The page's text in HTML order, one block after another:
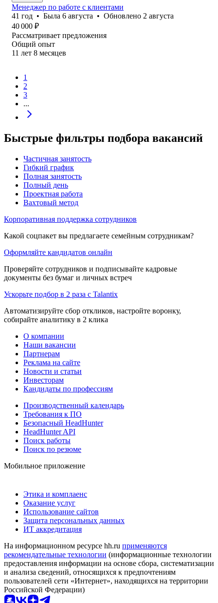
Менеджер по работе с клиентами
41 год • Была 6 августа • Обновлено 2 августа
40 000 ₽
Рассматривает предложения
Общий опыт
11 лет 8 месяцев
1
2
3
...
Быстрые фильтры подбора вакансий
Частичная занятость
Гибкий график
Полная занятость
Полный день
Проектная работа
Вахтовый метод
Корпоративная поддержка сотрудников
Какой соцпакет вы предлагаете семейным сотрудникам?
Оформляйте кандидатов онлайн
Проверяйте сотрудников и подписывайте кадровые
документы без бумаг и личных встреч
Ускорьте подбор в 2 раза с Talantix
Автоматизируйте сбор откликов, настройте воронку,
собирайте аналитику в 2 клика
О компании
Наши вакансии
Партнерам
Реклама на сайте
Новости и статьи
Инвесторам
Кандидаты по профессиям
Производственный календарь
Требования к ПО
Безопасный HeadHunter
HeadHunter API
Поиск работы
Поиск по резюме
Мобильное приложение
Этика и комплаенс
Оказание услуг
Использование сайтов
Защита персональных данных
ИТ аккредитация
На информационном ресурсе hh.ru применяются
рекомендательные технологии (информационные технологии
предоставления информации на основе сбора, систематизации
и анализа сведений, относящихся к предпочтениям
пользователей сети «Интернет», находящихся на территории
Российской Федерации)